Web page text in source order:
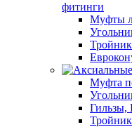
фитинги
Муфты
Муфта
Гильзы,